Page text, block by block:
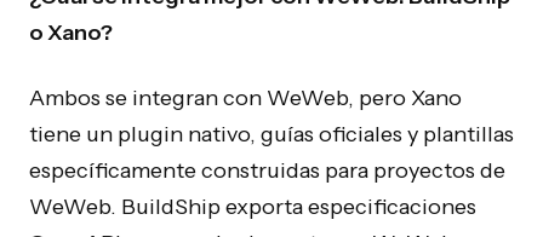
o Xano?
Ambos se integran con WeWeb, pero Xano
tiene un plugin nativo, guías oficiales y plantillas
específicamente construidas para proyectos de
WeWeb. BuildShip exporta especificaciones